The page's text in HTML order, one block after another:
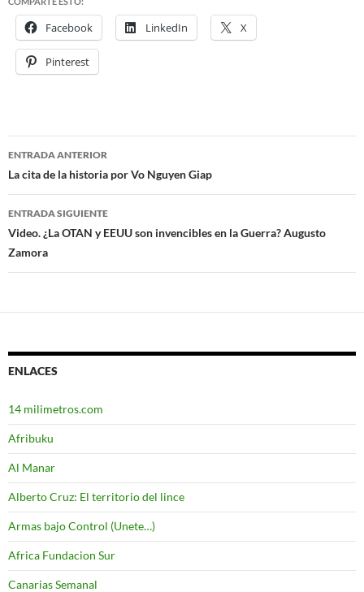
Facebook LinkedIn X
Pinterest
Navegación
de
entradas
ENTRADA ANTERIOR
La cita de la historia por Vo Nguyen Giap
ENTRADA SIGUIENTE
Video. ¿La OTAN y EEUU son invencibles en la Guerra? Augusto
Zamora
ENLACES
14 milimetros.com
Afribuku
Al Manar
Alberto Cruz: El territorio del lince
Armas bajo Control (Unete…)
Africa Fundacion Sur
Canarias Semanal